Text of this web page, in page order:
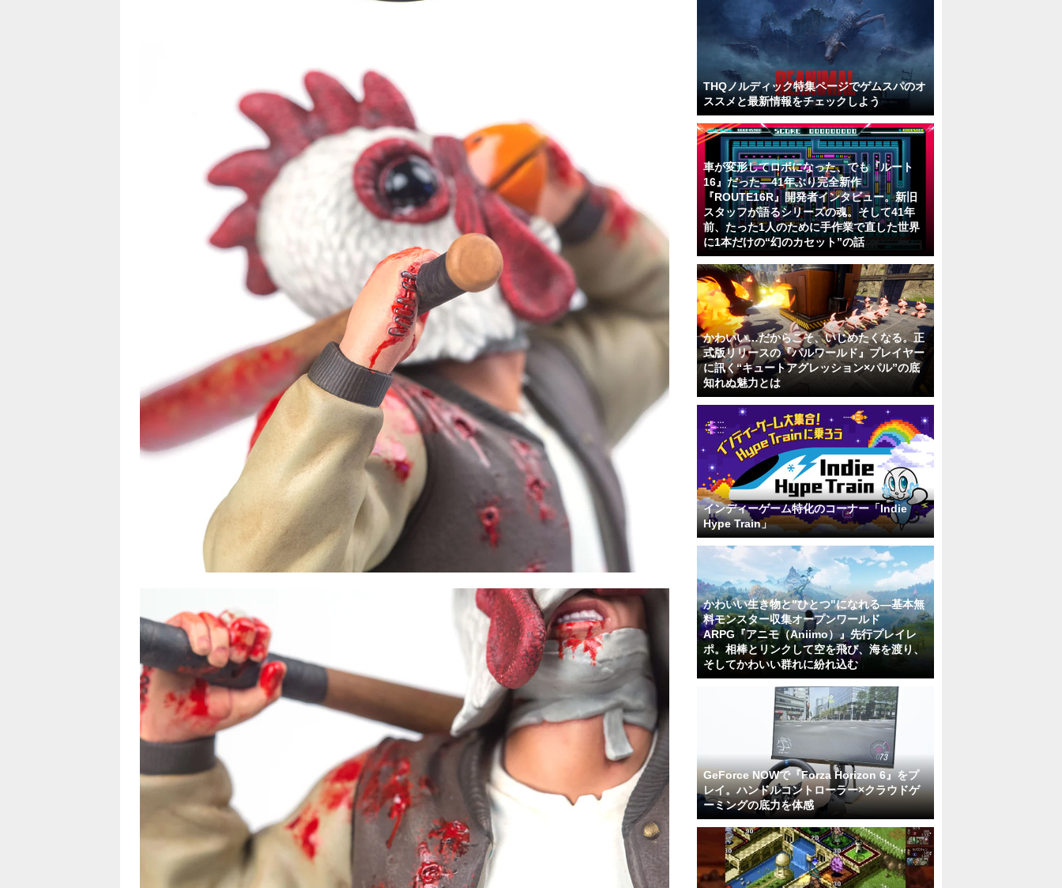
THQノルディック特集ページでゲムスパのオ
ススメと最新情報をチェックしよう
車が変形してロボになった、でも『ルート
16』だった―41年ぶり完全新作
『ROUTE16R』開発者インタビュー。新旧
スタッフが語るシリーズの魂。そして41年
前、たった1人のために手作業で直した世界
に1本だけの“幻のカセット”の話
かわいい…だからこそ、いじめたくなる。正
式版リリースの『パルワールド』プレイヤー
に訊く“キュートアグレッション×パル”の底
知れぬ魅力とは
インディーゲーム特化のコーナー「Indie
Hype Train」
かわいい生き物と"ひとつ"になれる―基本無
料モンスター収集オープンワールド
ARPG『アニモ（Aniimo）』先行プレイレ
ポ。相棒とリンクして空を飛び、海を渡り、
そしてかわいい群れに紛れ込む
GeForce NOWで『Forza Horizon 6』をプ
レイ。ハンドルコントローラー×クラウドゲ
ーミングの底力を体感